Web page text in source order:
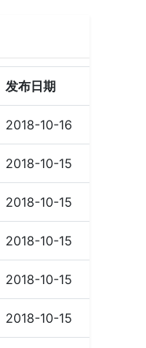
发布日期
2018-10-16
2018-10-15
2018-10-15
2018-10-15
2018-10-15
2018-10-15